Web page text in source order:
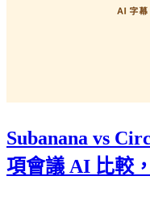
Subanana vs
項會議 AI 比較